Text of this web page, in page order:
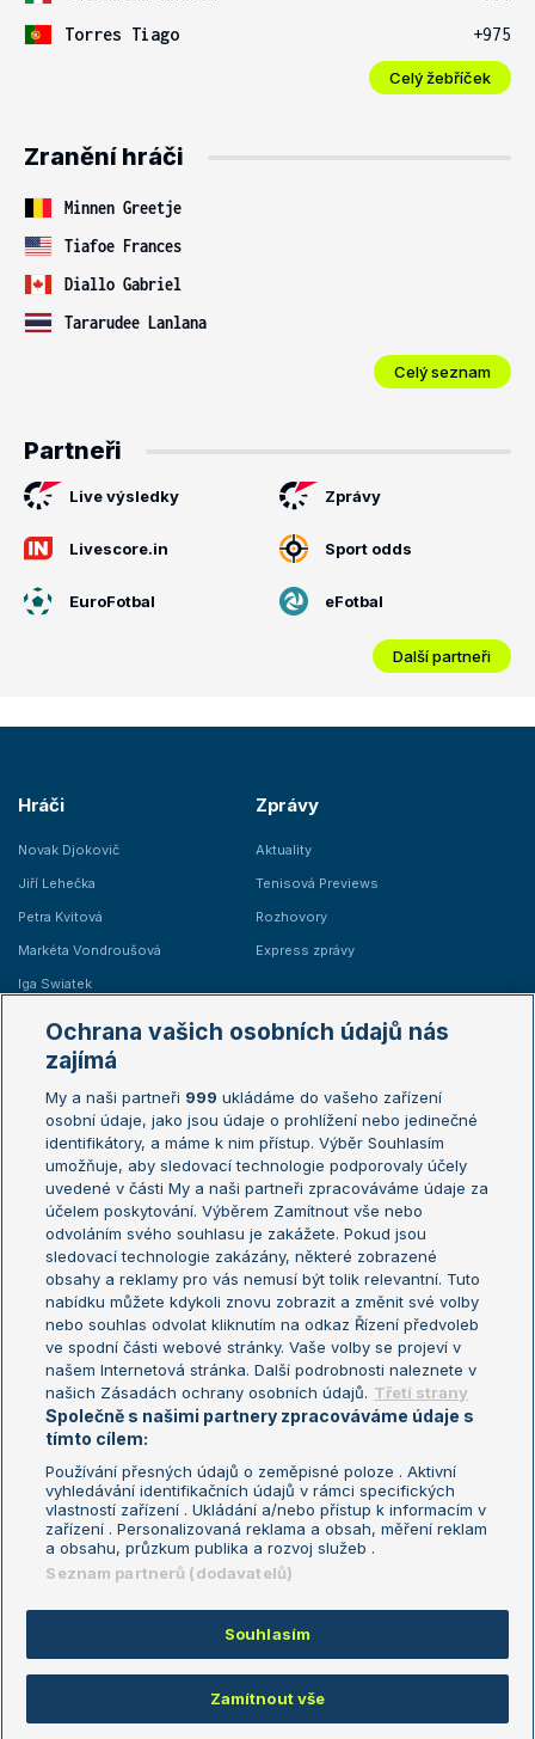
Torres Tiago
+975
Celý žebříček
Zranění hráči
Minnen Greetje
Tiafoe Frances
Diallo Gabriel
Tararudee Lanlana
Celý seznam
Partneři
Live výsledky Zprávy
Livescore.in Sport odds
EuroFotbal eFotbal
Další partneři
Hráči
Novak Djokovič
Jiří Lehečka
Petra Kvitová
Markéta Vondroušová
Iga Swiatek
Zprávy
Aktuality
Tenisová Previews
Rozhovory
Express zprávy
Žebříčky
Žebříček ATP (muži)
Žebříček WTA (ženy)
Sázkařský žebříček
Australian Open
French Open
Wimbledon
US Open
Turnaj mistrů
Turnaj mistryň
Aktualní trendy
Fotbalové přestupy
Livesport Daily
LS Prague Open
Podmínky užití
Nastavení soukromí
GDPR a žurnalistika
Reklama
Kontakt
Informace o zpracování osobních
údajů
Copyright © 2008-2026 TenisPortal.cz. Využíváme zpravodajství ČTK.
Ochrana vašich osobních údajů nás
zajímá
My a naši partneři 999 ukládáme do vašeho zařízení
osobní údaje, jako jsou údaje o prohlížení nebo jedinečné
identifikátory, a máme k nim přístup. Výběr Souhlasím
umožňuje, aby sledovací technologie podporovaly účely
uvedené v části My a naši partneři zpracováváme údaje za
účelem poskytování. Výběrem Zamítnout vše nebo
odvoláním svého souhlasu je zakážete. Pokud jsou
sledovací technologie zakázány, některé zobrazené
obsahy a reklamy pro vás nemusí být tolik relevantní. Tuto
nabídku můžete kdykoli znovu zobrazit a změnit své volby
nebo souhlas odvolat kliknutím na odkaz Řízení předvoleb
ve spodní části webové stránky. Vaše volby se projeví v
našem Internetová stránka. Další podrobnosti naleznete v
našich Zásadách ochrany osobních údajů. Třetí strany
Společně s našimi partnery zpracováváme údaje s
tímto cílem:
Používání přesných údajů o zeměpisné poloze . Aktivní
vyhledávání identifikačních údajů v rámci specifických
vlastností zařízení . Ukládání a/nebo přístup k informacím v
zařízení . Personalizovaná reklama a obsah, měření reklam
a obsahu, průzkum publika a rozvoj služeb .
Seznam partnerů (dodavatelů)
Souhlasím
Zamítnout vše